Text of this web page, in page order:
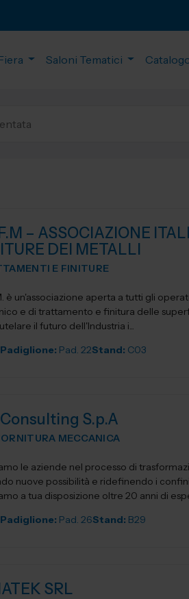
Saloni Tematici
– ASSOCIAZIONE
DEI METALLI
E FINITURE
è un'associazione aperta a tutti gli
e finitura delle superfici, che si propone
Tutelare il futuro dell'Industria i...
Padiglione: Pad. 22Stand: C03
S.p.A
MECCANICA
le aziende nel processo di
nuove possibilità e ridefinendo i
a tua disposizione oltre 20 anni di
Padiglione: Pad. 26Stand: B29
SRL